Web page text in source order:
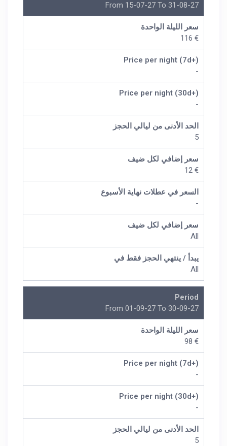
From 15-07-27 To 31-08-27
سعر الليلة الواحدة
€ 116
Price per night (7d+)
-
Price per night (30d+)
-
الحد الأدنى من ليالي الحجز
5
سعر إضافي لكل ضيف
€ 12
السعر في عطلات نهاية الأسبوع
-
سعر إضافي لكل ضيف
All
يبدأ / ينتهي الحجز فقط في
All
Period
From 01-09-27 To 30-09-27
سعر الليلة الواحدة
€ 98
Price per night (7d+)
-
Price per night (30d+)
-
الحد الأدنى من ليالي الحجز
5